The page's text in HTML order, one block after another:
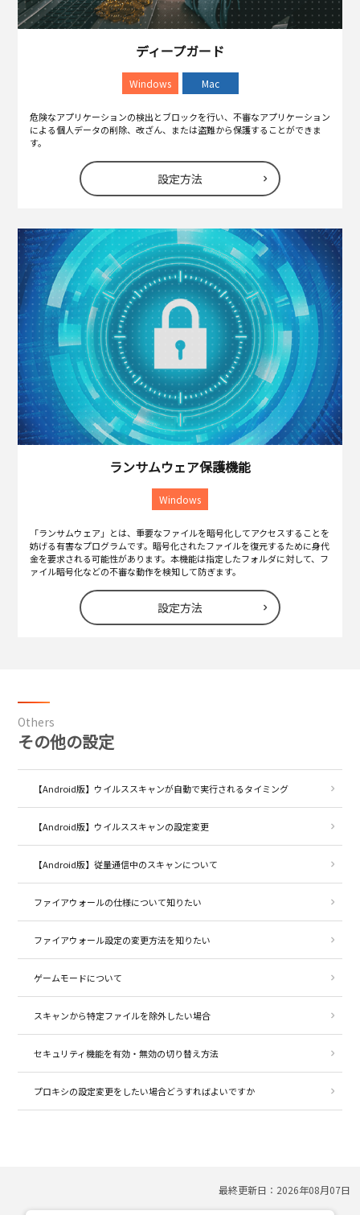
ディープガード
Windows Mac
危険なアプリケーションの検出とブロックを行い、不審なアプリケーション
による個人データの削除、改ざん、または盗難から保護することができま
す。
設定方法
ランサムウェア保護機能
Windows
「ランサムウェア」とは、重要なファイルを暗号化してアクセスすることを
妨げる有害なプログラムです。暗号化されたファイルを復元するために身代
金を要求される可能性があります。本機能は指定したフォルダに対して、フ
ァイル暗号化などの不審な動作を検知して防ぎます。
設定方法
Others
その他の設定
【Android版】ウイルススキャンが自動で実行されるタイミング
【Android版】ウイルススキャンの設定変更
【Android版】従量通信中のスキャンについて
ファイアウォールの仕様について知りたい
ファイアウォール設定の変更方法を知りたい
ゲームモードについて
スキャンから特定ファイルを除外したい場合
セキュリティ機能を有効・無効の切り替え方法
プロキシの設定変更をしたい場合どうすればよいですか
最終更新日： 2026年08月07日